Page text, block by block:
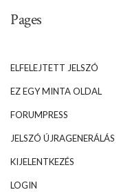
Pages
ELFELEJTETT JELSZÓ
EZ EGY MINTA OLDAL
FORUMPRESS
JELSZÓ ÚJRAGENERÁLÁS
KIJELENTKEZÉS
LOGIN